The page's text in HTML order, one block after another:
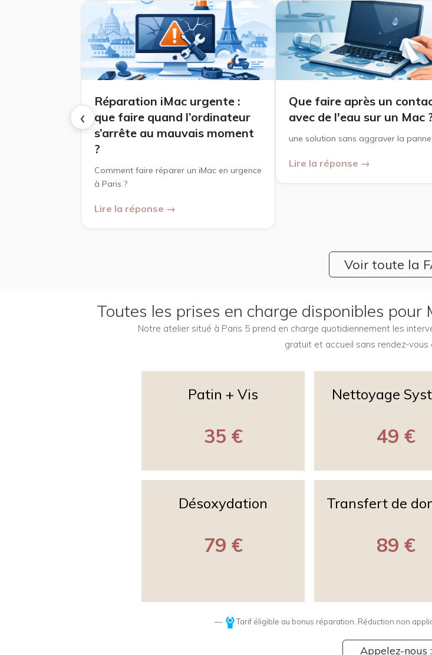
‹
Réparation iMac urgente :
que faire quand l’ordinateur
s’arrête au mauvais moment
?
Comment faire réparer un iMac en urgence
à Paris ?
Lire la réponse →
Que faire après un
avec de l'eau sur un Mac
une solution sans aggraver la panne
Lire la réponse →
Voir toute la
Toutes les prises en charge disponibles
Notre atelier situé à Paris 5 prend en charge quotidiennement les
gratuit et accueil sans rendez-vous
Patin + Vis
35 €
Nettoyage
49 €
Désoxydation
79 €
Transfert de
89 €
Tarif éligible au bonus réparation. Réduction non
Appelez-nous :